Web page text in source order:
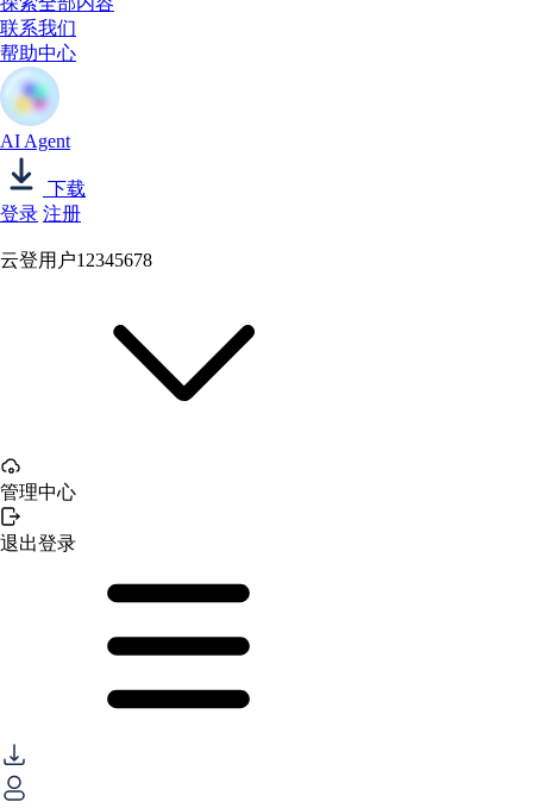
联系我们
帮助中心
AI Agent
下载
登录 注册
云登用户12345678
管理中心
退出登录